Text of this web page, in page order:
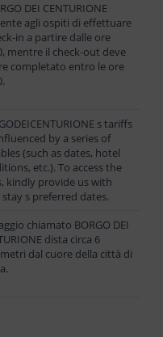
DEI CENTURIONE
agli ospiti di effettuare
in a partire dalle ore
mentre il check-out deve
completato entro le ore
s tariffs
by a series of
(such as dates, hotel
etc.). To access the
kindly provide us with
s preferred dates.
chiamato BORGO DEI
dista circa 6
dal cuore della città di